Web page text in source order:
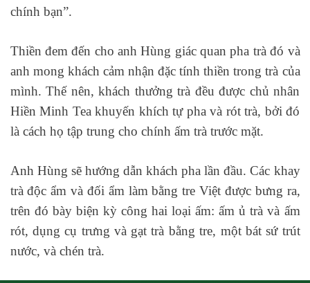
chính bạn”.
Thiền đem đến cho anh Hùng giác quan pha trà đó và
anh mong khách cảm nhận đặc tính thiền trong trà của
mình. Thế nên, khách thưởng trà đều được chủ nhân
Hiền Minh Tea khuyến khích tự pha và rót trà, bởi đó
là cách họ tập trung cho chính ấm trà trước mặt.
Anh Hùng sẽ hướng dẫn khách pha lần đầu. Các khay
trà độc ẩm và đối ẩm làm bằng tre Việt được bưng ra,
trên đó bày biện kỳ công hai loại ấm: ấm ủ trà và ấm
rót, dụng cụ trưng và gạt trà bằng tre, một bát sứ trút
nước, và chén trà.